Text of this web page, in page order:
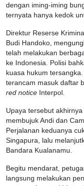
dengan iming-iming
ternyata hanya kedok
Direktur Reserse
Budi Handoko,
telah melakukan
ke Indonesia. Polisi
kuasa hukum
terancam masuk daftar
red notice Interpol.
Upaya tersebut
membujuk Andi dan
Perjalanan keduanya
Singapura, lalu
Bandara Kualanamu.
Begitu mendarat,
langsung melakukan